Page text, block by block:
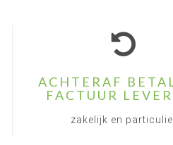
ACHTERAF
FACTUUR
zakelijk en